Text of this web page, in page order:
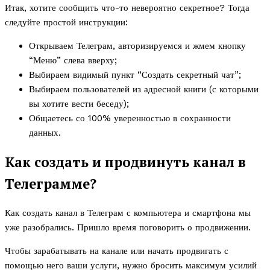
Итак, хотите сообщить что-то невероятно секретное? Тогда
следуйте простой инструкции:
Открываем Телеграм, авторизируемся и жмем кнопку
“Меню” слева вверху;
Выбираем видимый пункт “Создать секретный чат”;
Выбираем пользователей из адресной книги (с которыми
вы хотите вести беседу);
Общаетесь со 100% уверенностью в сохранности
данных.
Как создать и продвинуть канал в
Телеграмме?
Как создать канал в Телеграм с компьютера и смартфона мы
уже разобрались. Пришло время поговорить о продвижении.
Чтобы зарабатывать на канале или начать продвигать с
помощью него ваши услуги, нужно бросить максимум усилий